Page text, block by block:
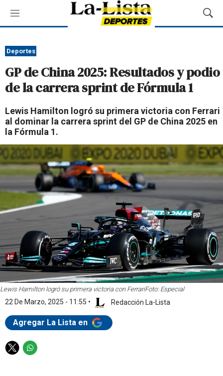
M
e
ú
M
o
a
r
s
q
e
d
a
Deportes
GP de China 2025: Resultados y podio
de la carrera sprint de Fórmula 1
Lewis Hamilton logró su primera victoria con Ferrari
al dominar la carrera sprint del GP de China 2025 en
la Fórmula 1.
Lewis Hamilton logró su primera victoria con FerrariFoto: Especial
22 De Marzo, 2025 - 11:55 • Redacción La-Lista
Agregar La Lista en
T
W